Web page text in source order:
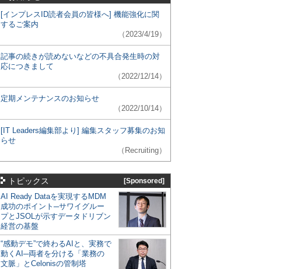
[インプレスID読者会員の皆様へ] 機能強化に関
するご案内
（2023/4/19）
記事の続きが読めないなどの不具合発生時の対
応につきまして
（2022/12/14）
定期メンテナンスのお知らせ
（2022/10/14）
[IT Leaders編集部より] 編集スタッフ募集のお知
らせ
（Recruiting）
トピックス [Sponsored]
AI Ready Dataを実現するMDM
成功のポイント─サワイグルー
プとJSOLが示すデータドリブン
経営の基盤
“感動デモ”で終わるAIと、実務で
動くAI─両者を分ける「業務の
文脈」とCelonisの管制塔